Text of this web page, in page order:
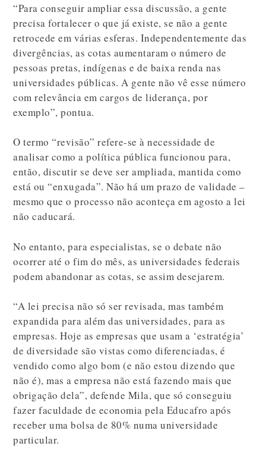
“Para conseguir ampliar essa discussão, a gente
precisa fortalecer o que já existe, se não a gente
retrocede em várias esferas. Independentemente das
divergências, as cotas aumentaram o número de
pessoas pretas, indígenas e de baixa renda nas
universidades públicas. A gente não vê esse número
com relevância em cargos de liderança, por
exemplo”, pontua.
O termo “revisão” refere-se à necessidade de
analisar como a política pública funcionou para,
então, discutir se deve ser ampliada, mantida como
está ou “enxugada”. Não há um prazo de validade –
mesmo que o processo não aconteça em agosto a lei
não caducará.
No entanto, para especialistas, se o debate não
ocorrer até o fim do mês, as universidades federais
podem abandonar as cotas, se assim desejarem.
“A lei precisa não só ser revisada, mas também
expandida para além das universidades, para as
empresas. Hoje as empresas que usam a ‘estratégia’
de diversidade são vistas como diferenciadas, é
vendido como algo bom (e não estou dizendo que
não é), mas a empresa não está fazendo mais que
obrigação dela”, defende Mila, que só conseguiu
fazer faculdade de economia pela Educafro após
receber uma bolsa de 80% numa universidade
particular.